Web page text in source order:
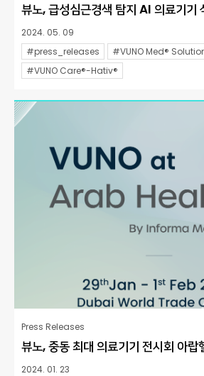
뷰노, 급성심근경색 탐지 AI 의료기기
2024. 05. 09
#press_releases
#VUNO Med®
#VUNO Care®-Hativ®
Press Releases
뷰노, 중동 최대 의료기기 전시회 아
2024. 01. 23